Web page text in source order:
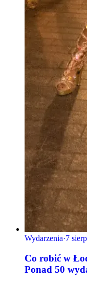
Wydarzenia·7
Co robić w
Ponad 50